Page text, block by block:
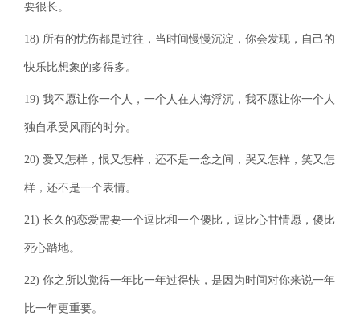
要很长。
18) 所有的忧伤都是过往，当时间慢慢沉淀，你会发现，自己的
快乐比想象的多得多。
19) 我不愿让你一个人，一个人在人海浮沉，我不愿让你一个人
独自承受风雨的时分。
20) 爱又怎样，恨又怎样，还不是一念之间，哭又怎样，笑又怎
样，还不是一个表情。
21) 长久的恋爱需要一个逗比和一个傻比，逗比心甘情愿，傻比
死心踏地。
22) 你之所以觉得一年比一年过得快，是因为时间对你来说一年
比一年更重要。